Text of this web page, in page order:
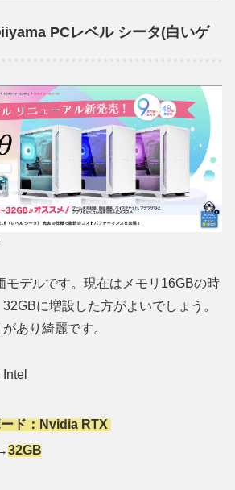
PCレベル シータ(白いゲ
モデルです。現在はメモリ16GBの時
に増設した方がよいでしょう。
あり綺麗です。
ド：Nvidia RTX
32GB